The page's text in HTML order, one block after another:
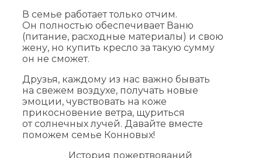
В семье работает только отчим.
Он полностью обеспечивает Ваню
(питание, расходные материалы) и свою
жену, но купить кресло за такую сумму
он не сможет.
Друзья, каждому из нас важно бывать
на свежем воздухе, получать новые
эмоции, чувствовать на коже
прикосновение ветра, щуриться
от солнечных лучей. Давайте вместе
поможем семье Конновых!
История пожертвований